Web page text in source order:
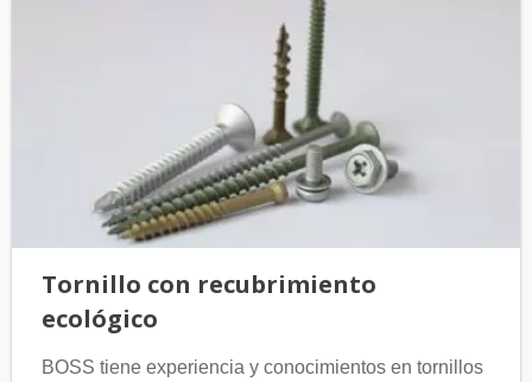
Tornillo con recubrimiento
ecológico
BOSS tiene experiencia y conocimientos en tornillos